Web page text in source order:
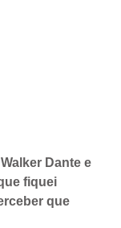
Dante e
fiquei
que